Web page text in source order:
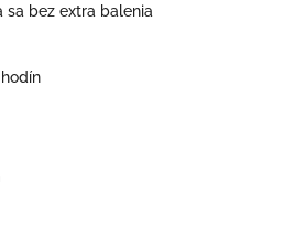
sa bez extra balenia